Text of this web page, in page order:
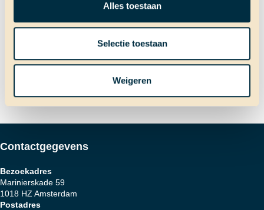
Alles toestaan
Selectie toestaan
Weigeren
Bericht
navigatie
Confetti in de lucht
Déjà vu
Contactgegevens
Bezoekadres
Marinierskade 59
1018 HZ Amsterdam
Postadres